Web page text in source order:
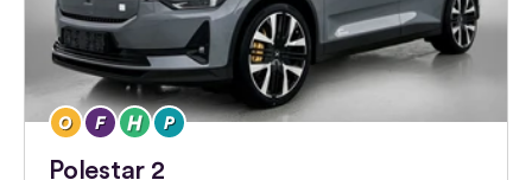
Polestar 2